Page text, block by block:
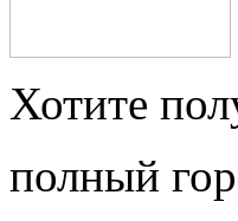
Хотите
полный